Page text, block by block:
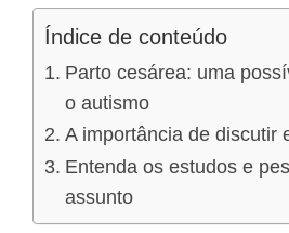
Índice de conteúdo
Parto cesárea: uma
o autismo
A importância de discutir
Entenda os estudos e
assunto